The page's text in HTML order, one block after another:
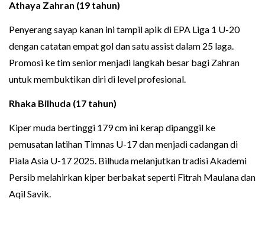
Athaya Zahran (19 tahun)
Penyerang sayap kanan ini tampil apik di EPA Liga 1 U-20
dengan catatan empat gol dan satu assist dalam 25 laga.
Promosi ke tim senior menjadi langkah besar bagi Zahran
untuk membuktikan diri di level profesional.
Rhaka Bilhuda (17 tahun)
Kiper muda bertinggi 179 cm ini kerap dipanggil ke
pemusatan latihan Timnas U-17 dan menjadi cadangan di
Piala Asia U-17 2025. Bilhuda melanjutkan tradisi Akademi
Persib melahirkan kiper berbakat seperti Fitrah Maulana dan
Aqil Savik.